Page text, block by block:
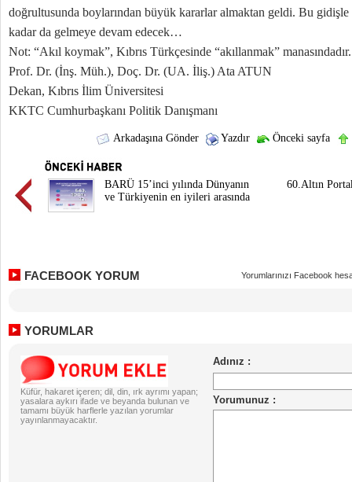
doğrultusunda boylarından büyük kararlar almaktan geldi. Bu gidişle
kadar da gelmeye devam edecek…
Not: “Akıl koymak”, Kıbrıs Türkçesinde “akıllanmak” manasındadır.
Prof. Dr. (İnş. Müh.), Doç. Dr. (UA. İliş.) Ata ATUN
Dekan, Kıbrıs İlim Üniversitesi
KKTC Cumhurbaşkanı Politik Danışmanı
Arkadaşına Gönder Yazdır Önceki sayfa
BARÜ 15’inci yılında Dünyanın
ve Türkiyenin en iyileri arasında
60.Altın
FACEBOOK YORUM Yorumlarınızı Facebook
YORUMLAR
Küfür, hakaret içeren; dil, din, ırk ayrımı yapan;
yasalara aykırı ifade ve beyanda bulunan ve
tamamı büyük harflerle yazılan yorumlar
yayınlanmayacaktır.